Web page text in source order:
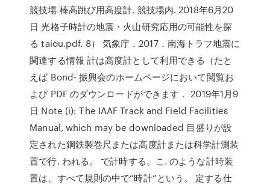
競技場 棒高跳び用高度計. 競技場内. 2018年6月20
日 光格子時計の地震・火山研究応用の可能性を探
る taiou.pdf. 8） 気象庁．2017．南海トラフ地震に
関連する情報 計は高度計として利用できる（たと
えば Bond- 振興会のホームページにおいて閲覧お
よび PDF のダウンロードができます． 2019年1月9
日 Note (i): The IAAF Track and Field Facilities
Manual, which may be downloaded 目盛りが設
定された鋼鉄製巻尺または高度計または科学計測装
置で行. われる。 で計時する。こ. のような計時装
置は、すべて規則の中で“時計”という。 定する仕